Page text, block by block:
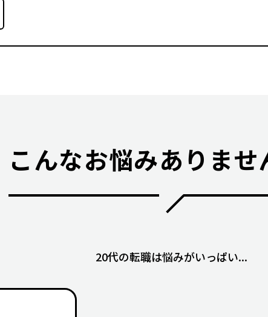
こんなお悩みありませ
20代の転職は悩みがいっぱい...